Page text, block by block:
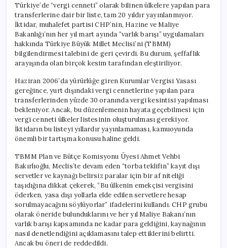
İktidarın
Şeffaflık
Talebini
Reddetmesi
Eleştiriliyor
için
Türkiye’de “vergi cenneti” olarak bilinen ülkelere yapılan para
transferlerine dair bir liste, tam 20 yıldır yayınlanmıyor.
İktidar, muhalefet partisi CHP’nin, Hazine ve Maliye
Bakanlığı’nın her yıl mart ayında “varlık barışı” uygulamaları
hakkında Türkiye Büyük Millet Meclisi’ni (TBMM)
bilgilendirmesi talebini de geri çevirdi. Bu durum, şeffaflık
arayışında olan birçok kesim tarafından eleştiriliyor.
Haziran 2006’da yürürlüğe giren Kurumlar Vergisi Yasası
gereğince, yurt dışındaki vergi cennetlerine yapılan para
transferlerinden yüzde 30 oranında vergi kesintisi yapılması
bekleniyor. Ancak, bu düzenlemenin hayata geçebilmesi için
vergi cenneti ülkeler listesinin oluşturulması gerekiyor.
İktidarın bu listeyi yıllardır yayınlamaması, kamuoyunda
önemli bir tartışma konusu haline geldi.
TBMM Plan ve Bütçe Komisyonu Üyesi Ahmet Vehbi
Bakırlıoğlu, Meclis’te devam eden “torba teklifin” kayıt dışı
servetler ve kaynağı belirsiz paralar için bir af niteliği
taşıdığına dikkat çekerek, “Bu ülkenin emekçisi vergisini
öderken, yasa dışı yollarla elde edilen servetlere hesap
sorulmayacağını söylüyorlar” ifadelerini kullandı. CHP grubu
olarak öneride bulunduklarını ve her yıl Maliye Bakanı’nın
varlık barışı kapsamında ne kadar para geldiğini, kaynağının
nasıl denetlendiğini açıklamasını talep ettiklerini belirtti.
Ancak bu öneri de reddedildi.